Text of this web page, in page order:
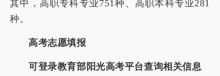
其中，高职专科专业751种、高职本科专业281
种。
高考志愿填报
可登录教育部阳光高考平台查询相关信息